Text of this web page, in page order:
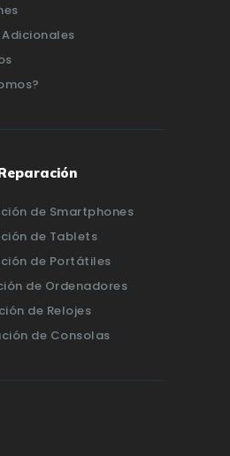
de Smartphones
de Tablets
de Portátiles
de Ordenadores
de Relojes
de Consolas